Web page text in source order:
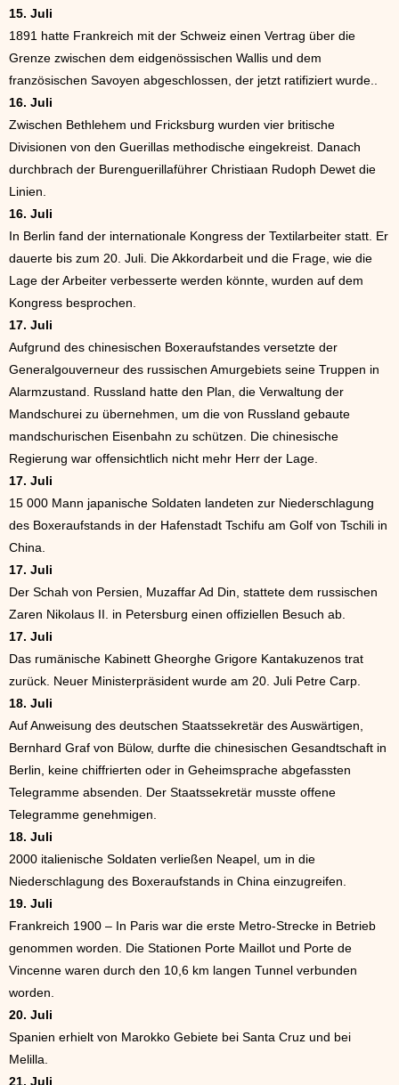
15. Juli
1891 hatte Frankreich mit der Schweiz einen Vertrag über die
Grenze zwischen dem eidgenössischen Wallis und dem
französischen Savoyen abgeschlossen, der jetzt ratifiziert wurde..
16. Juli
Zwischen Bethlehem und Fricksburg wurden vier britische
Divisionen von den Guerillas methodische eingekreist. Danach
durchbrach der Burenguerillaführer Christiaan Rudoph Dewet die
Linien.
16. Juli
In Berlin fand der internationale Kongress der Textilarbeiter statt. Er
dauerte bis zum 20. Juli. Die Akkordarbeit und die Frage, wie die
Lage der Arbeiter verbesserte werden könnte, wurden auf dem
Kongress besprochen.
17. Juli
Aufgrund des chinesischen Boxeraufstandes versetzte der
Generalgouverneur des russischen Amurgebiets seine Truppen in
Alarmzustand. Russland hatte den Plan, die Verwaltung der
Mandschurei zu übernehmen, um die von Russland gebaute
mandschurischen Eisenbahn zu schützen. Die chinesische
Regierung war offensichtlich nicht mehr Herr der Lage.
17. Juli
15 000 Mann japanische Soldaten landeten zur Niederschlagung
des Boxeraufstands in der Hafenstadt Tschifu am Golf von Tschili in
China.
17. Juli
Der Schah von Persien, Muzaffar Ad Din, stattete dem russischen
Zaren Nikolaus II. in Petersburg einen offiziellen Besuch ab.
17. Juli
Das rumänische Kabinett Gheorghe Grigore Kantakuzenos trat
zurück. Neuer Ministerpräsident wurde am 20. Juli Petre Carp.
18. Juli
Auf Anweisung des deutschen Staatssekretär des Auswärtigen,
Bernhard Graf von Bülow, durfte die chinesischen Gesandtschaft in
Berlin, keine chiffrierten oder in Geheimsprache abgefassten
Telegramme absenden. Der Staatssekretär musste offene
Telegramme genehmigen.
18. Juli
2000 italienische Soldaten verließen Neapel, um in die
Niederschlagung des Boxeraufstands in China einzugreifen.
19. Juli
Frankreich 1900 – In Paris war die erste Metro-Strecke in Betrieb
genommen worden. Die Stationen Porte Maillot und Porte de
Vincenne waren durch den 10,6 km langen Tunnel verbunden
worden.
20. Juli
Spanien erhielt von Marokko Gebiete bei Santa Cruz und bei
Melilla.
21. Juli